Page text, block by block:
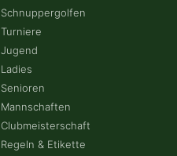
Schnuppergolfen
Turniere
Jugend
Ladies
Senioren
Mannschaften
Clubmeisterschaft
Regeln & Etikette